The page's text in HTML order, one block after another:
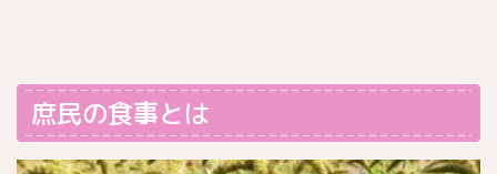
庶民の食事とは